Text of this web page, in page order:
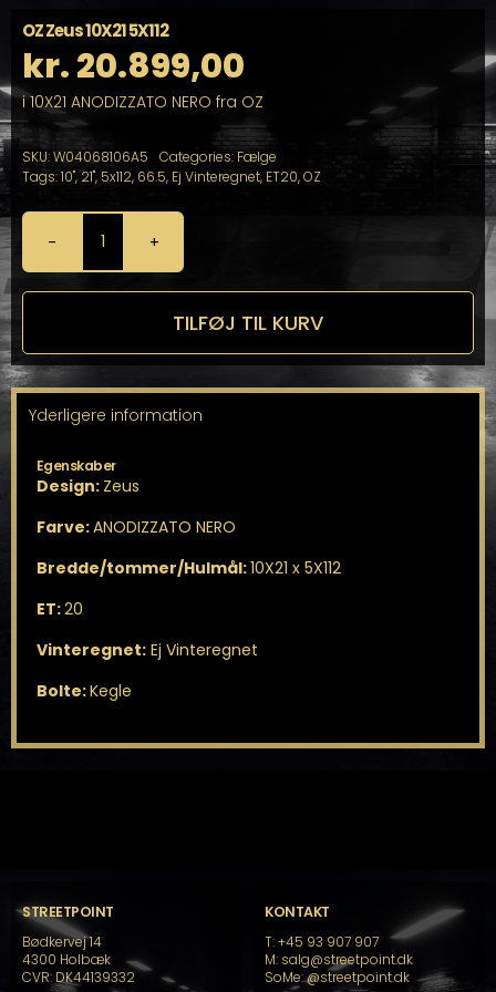
OZ Zeus 10X21 5X112
kr.20.899,00
i 10X21 ANODIZZATO NERO fra OZ
SKU:W04068106A5 Categories: Fælge
Tags:10",21", 5x112, 66.5, Ej Vinteregnet, ET20,OZ
OZ
Zeus
10X21
TILFØJ TIL KURV
Yderligere information
Egenskaber
Design: Zeus
Farve:ANODIZZATO NERO
Bredde/tommer/Hulmål:10X21 x 5X112
ET:20
Vinteregnet:Ej Vinteregnet
Bolte:Kegle
STREETPOINT
Bødkervej 14
4300 Holbæk
CVR: DK44139332
KONTAKT
T: +45 93 907 907
M: salg@streetpoint.dk
SoMe:@streetpoint.dk